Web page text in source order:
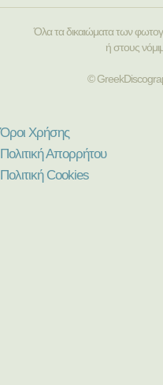
Όλα τα δικαιώματα των
ή στους
©
Όροι Χρήσης
Πολιτική Απορρήτου
Πολιτική Cookies